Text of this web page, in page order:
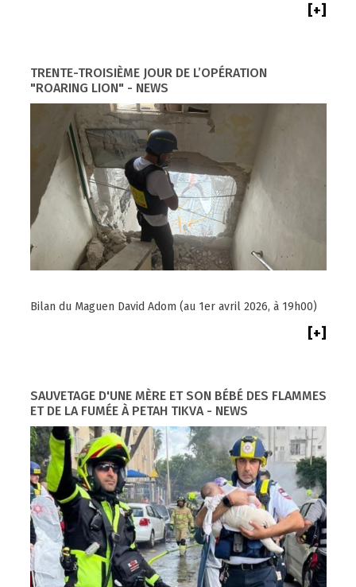
[+]
TRENTE-TROISIÈME JOUR DE L’OPÉRATION
"ROARING LION" - NEWS
Bilan du Maguen David Adom (au 1er avril 2026, à 19h00)
[+]
SAUVETAGE D'UNE MÈRE ET SON BÉBÉ DES FLAMMES
ET DE LA FUMÉE À PETAH TIKVA - NEWS